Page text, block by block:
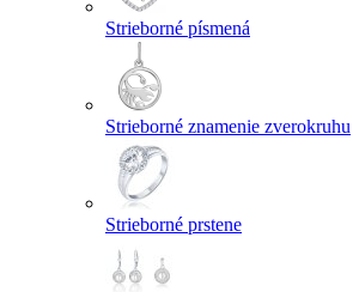
Strieborné písmená
Strieborné znamenie zverokruhu
Strieborné prstene